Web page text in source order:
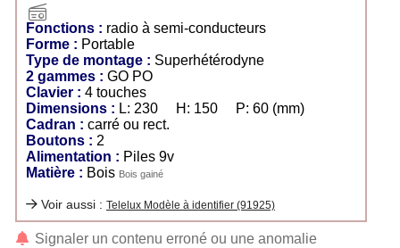
Fonctions : radio à semi-conducteurs
Forme : Portable
Type de montage : Superhétérodyne
2 gammes :
GO PO
Clavier : 4 touches
Dimensions : L: 230 H: 150 P: 60 (mm)
Cadran : carré ou rect.
Boutons : 2
Alimentation :
Piles 9v
Matière : Bois Bois gainé
Voir aussi : Telelux Modèle à identifier (91925)
Signaler un contenu erroné ou une anomalie